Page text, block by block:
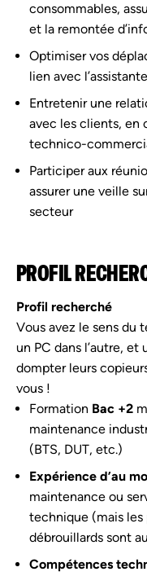
consommables,
et la remontée
Optimiser vos
lien avec
Entretenir une
avec les clients, en
technico-
Participer aux
assurer une veille
secteur
PROFIL
Profil recherché
Vous avez le sens du
un PC dans l’autre, et
dompter leurs
vous !
Formation Bac +2
maintenance
(BTS, DUT, etc.)
Expérience d’au
maintenance ou
technique (mais
débrouillards sont
Compétences